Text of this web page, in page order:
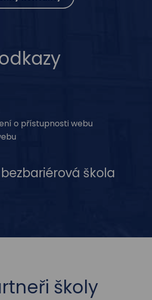
o přístupnosti webu
škola
školy